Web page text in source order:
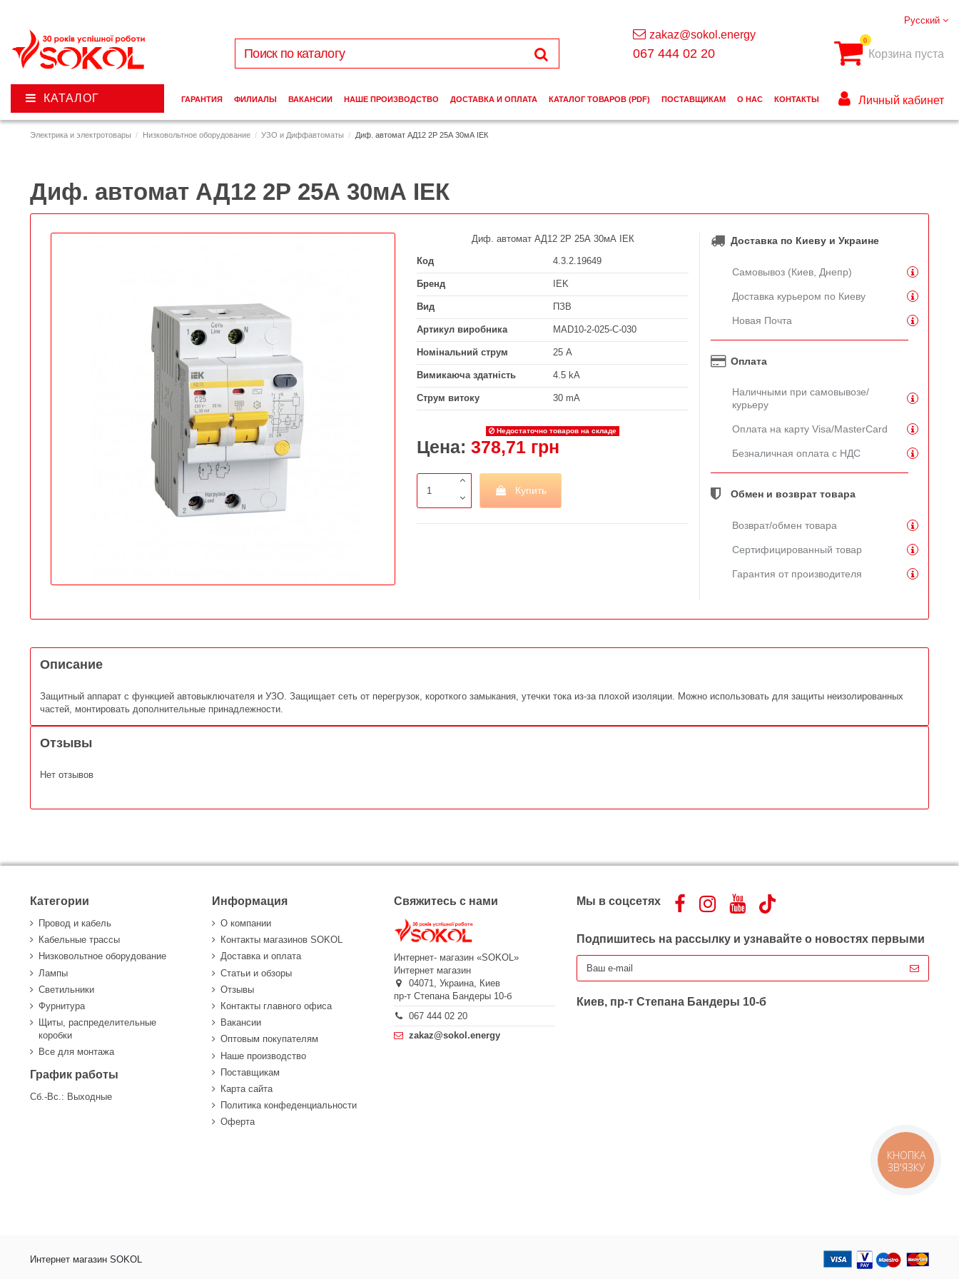
Электрика и электротовары Низковольтное оборудование УЗО и Диффавтоматы Диф. автомат АД12 2Р 25А 30мА ІЕК
Диф. автомат АД12 2Р 25А 30мА ІЕК
Диф. автомат АД12 2Р 25А 30мА ІЕК
Код 4.3.2.19649
Бренд IEK
Вид ПЗВ
Артикул виробника MAD10-2-025-C-030
Номінальний струм 25 А
Вимикаюча здатність 4.5 kA
Струм витоку 30 mA
Недостаточно товаров на складе
Цена: 378,71 грн
Купить
Доставка по Киеву и Украине
Самовывоз (Киев, Днепр)
Доставка курьером по Киеву
Новая Почта
Оплата
Наличными при самовывозе/
курьеру
Оплата на карту Visa/MasterCard
Безналичная оплата с НДС
Обмен и возврат товара
Возврат/обмен товара
Сертифицированный товар
Гарантия от производителя
Описание
Защитный аппарат с функцией автовыключателя и УЗО. Защищает сеть от перегрузок, короткого замыкания, утечки тока из-за плохой изоляции. Можно использовать для защиты неизолированных
частей, монтировать дополнительные принадлежности.
Отзывы
Нет отзывов
Русский
zakaz@sokol.energy
067 444 02 20
0
Корзина пуста
КАТАЛОГ ГАРАНТИЯ ФИЛИАЛЫ ВАКАНСИИ НАШЕ ПРОИЗВОДСТВО ДОСТАВКА И ОПЛАТА КАТАЛОГ ТОВАРОВ (PDF) ПОСТАВЩИКАМ О НАС КОНТАКТЫ Личный кабинет
Категории
Провод и кабель
Кабельные трассы
Низковольтное оборудование
Лампы
Светильники
Фурнитура
Щиты, распределительные
коробки
Все для монтажа
График работы
Сб.-Вс.: Выходные
Информация
О компании
Контакты магазинов SOKOL
Доставка и оплата
Статьи и обзоры
Отзывы
Контакты главного офиса
Вакансии
Оптовым покупателям
Наше производство
Поставщикам
Карта сайта
Политика конфеденциальности
Оферта
Свяжитесь с нами
Интернет- магазин «SOKOL»
Интернет магазин
04071,Украина, Киев
пр-т Степана Бандеры 10-б
067 444 02 20
zakaz@sokol.energy
Мы в соцсетях
Подпишитесь на рассылку и узнавайте о новостях первыми
Киев, пр-т Степана Бандеры 10-б
Интернет магазин SOKOL
КНОПКА
ЗВ'ЯЗКУ